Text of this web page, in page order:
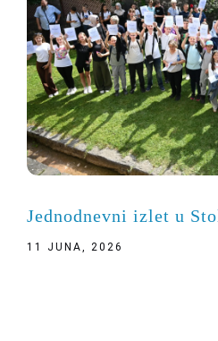
Jednodnevni izlet u
11 JUNA, 2026